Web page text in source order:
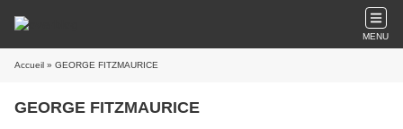
MENU
Accueil » GEORGE FITZMAURICE
GEORGE FITZMAURICE